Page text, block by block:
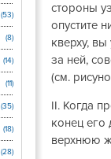
(53)
(8)
(14)
(11)
(35)
(18)
(28)
стороны
опустите
кверху,
за ней,
(см.
II. Когда
конец его
верхнюю